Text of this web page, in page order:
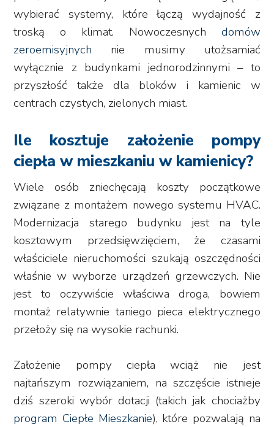
wybierać systemy, które łączą wydajność z
troską o klimat. Nowoczesnych domów
zeroemisyjnych nie musimy utożsamiać
wyłącznie z budynkami jednorodzinnymi – to
przyszłość także dla bloków i kamienic w
centrach czystych, zielonych miast.
Ile kosztuje założenie pompy
ciepła w mieszkaniu w kamienicy?
Wiele osób zniechęcają koszty początkowe
związane z montażem nowego systemu HVAC.
Modernizacja starego budynku jest na tyle
kosztowym przedsięwzięciem, że czasami
właściciele nieruchomości szukają oszczędności
właśnie w wyborze urządzeń grzewczych. Nie
jest to oczywiście właściwa droga, bowiem
montaż relatywnie taniego pieca elektrycznego
przełoży się na wysokie rachunki.
Założenie pompy ciepła wciąż nie jest
najtańszym rozwiązaniem, na szczęście istnieje
dziś szeroki wybór dotacji (takich jak chociażby
program Ciepłe Mieszkanie), które pozwalają na